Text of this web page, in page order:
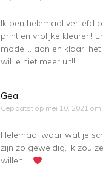
Ik ben helemaal verliefd
print en vrolijke kleuren!
model… aan en klaar,
wil je niet meer uit!!
Gea
Geplaatst op mei 10, 2021 om
Helemaal waar wat je
zijn zo geweldig, ik zou
willen….